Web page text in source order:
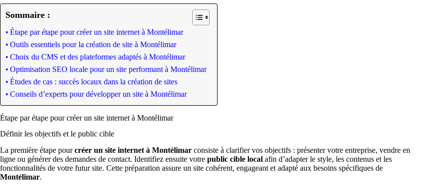
Sommaire :
Étape par étape pour créer un site internet à Montélimar
Outils essentiels pour la création de site à Montélimar
Choix du CMS et des plateformes adaptés à Montélimar
Optimisation SEO locale pour un site performant à Montélimar
Études de cas : succès locaux dans la création de sites
Conseils d’experts pour développer un site à Montélimar
Étape par étape pour créer un site internet à Montélimar
Définir les objectifs et le public cible
La première étape pourcréer un site internet à Montélimar consiste à clarifier vos objectifs : présenter votre entreprise, vendre en
ligne ou générer des demandes de contact. Identifiez ensuite votre public cible local afin d’adapter le style, les contenus et les
fonctionnalités de votre futur site. Cette préparation assure un site cohérent, engageant et adapté aux besoins spécifiques de
Montélimar.